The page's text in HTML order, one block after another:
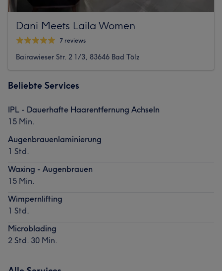
Dani Meets Laila Women
7 reviews
Bairawieser Str. 2 1/3, 83646 Bad Tölz
Beliebte Services
IPL - Dauerhafte Haarentfernung Achseln
15 Min.
Augenbrauenlaminierung
1 Std.
Waxing - Augenbrauen
15 Min.
Wimpernlifting
1 Std.
Microblading
2 Std. 30 Min.